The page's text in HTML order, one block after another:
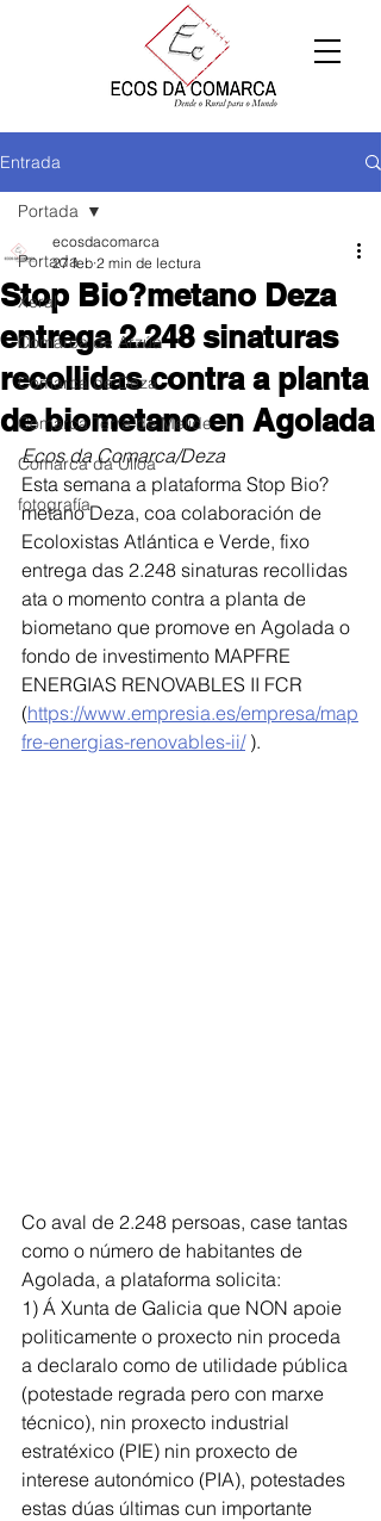
Entrada
Portada
Xeral
Comarca de Arzúa
Comarca de Deza
Comarca Terra de Melide
Comarca da Ulloa
fotografía
Portada
Stop Bio?metano Deza
entrega 2.248 sinaturas
recollidas contra a planta
de biometano en Agolada
ecosdacomarca
27 feb 2 min de lectura
Ecos da Comarca/Deza
Esta semana a plataforma Stop Bio?
metano Deza, coa colaboración de
Ecoloxistas Atlántica e Verde, fixo
entrega das 2.248 sinaturas recollidas
ata o momento contra a planta de
biometano que promove en Agolada o
fondo de investimento MAPFRE
ENERGIAS RENOVABLES II FCR
(https://www.empresia.es/empresa/map
fre-energias-renovables-ii/ ).
Co aval de 2.248 persoas, case tantas
como o número de habitantes de
Agolada, a plataforma solicita:
1) Á Xunta de Galicia que NON apoie
politicamente o proxecto nin proceda
a declaralo como de utilidade pública
(potestade regrada pero con marxe
técnico), nin proxecto industrial
estratéxico (PIE) nin proxecto de
interese autonómico (PIA), potestades
estas dúas últimas cun importante